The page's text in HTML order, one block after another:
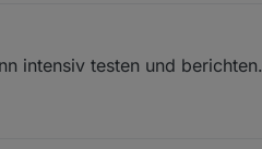
intensiv testen und berichten.